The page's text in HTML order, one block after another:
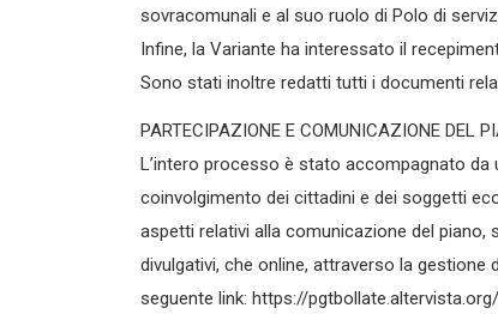
sovracomunali e al suo ruolo di Polo di
Infine, la Variante ha interessato il
Sono stati inoltre redatti tutti i documenti
PARTECIPAZIONE E COMUNICAZIONE DEL
L’intero processo è stato accompagnato da
coinvolgimento dei cittadini e dei soggetti
aspetti relativi alla comunicazione del
divulgativi, che online, attraverso la gestione
seguente link: https://pgtbollate.altervista.org/